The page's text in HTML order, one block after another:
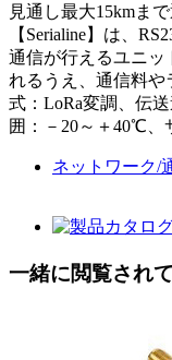
見通し最大15kmま
【Serialine】は、
通信が行えるユニッ
れるうえ、通信料や
式：LoRa変調、伝
囲：－20～＋40℃、
ネットワーク/
一緒に閲覧され